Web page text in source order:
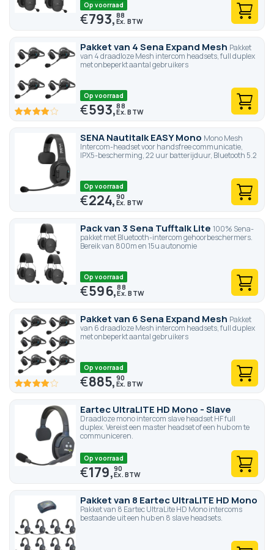
Op voorraad
€793,88
Pakket van 4 Sena Expand Mesh Pakket
van 4 draadloze Mesh intercom headsets, full duplex
met onbeperkt aantal gebruikers
80 100
Op voorraad
€593,88
SENA Nautitalk EASY Mono Mono Mesh
Intercom-headset voor handsfree communicatie,
IPX5-bescherming, 22 uur batterijduur, Bluetooth 5.2
Op voorraad
€224,90
Pack van 3 Sena Tufftalk Lite 100% Sena-
pakket met Bluetooth-intercom gehoorbeschermers.
Bereik van 800m en 15u autonomie
Op voorraad
€596,88
Pakket van 6 Sena Expand Mesh Pakket
van 6 draadloze Mesh intercom headsets, full duplex
met onbeperkt aantal gebruikers
80 100
Op voorraad
€885,90
Eartec UltraLITE HD Mono - Slave
Draadloze mono intercom slave headset HF full
duplex. Vereist een master headset of een hub om te
communiceren.
Op voorraad
€179,90
Pakket van 8 Eartec UltraLITE HD Mono
Pakket van 8 Eartec UltraLite HD Mono intercoms
bestaande uit een hub en 8 slave headsets.